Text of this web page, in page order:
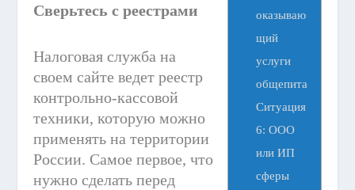
оказываю
щий
услуги
общепита
Ситуация
6: ООО
или ИП
сферы
Сверьтесь с реестрами
Налоговая служба на
своем сайте ведет реестр
контрольно-кассовой
техники, которую можно
применять на территории
России. Самое первое, что
нужно сделать перед